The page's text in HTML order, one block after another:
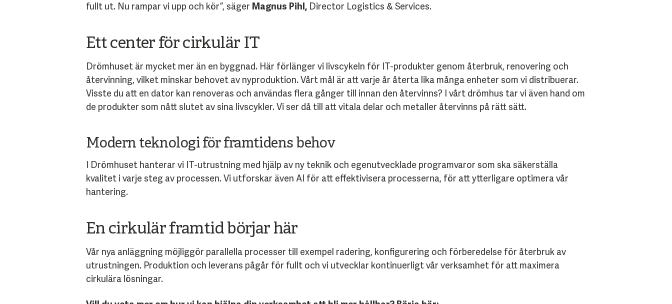
fullt ut. Nu rampar vi upp och kör”, säger Magnus Pihl, Director Logistics & Services.
Ett center för cirkulär IT
Drömhuset är mycket mer än en byggnad. Här förlänger vi livscykeln för IT-produkter genom återbruk, renovering och
återvinning, vilket minskar behovet av nyproduktion. Vårt mål är att varje år återta lika många enheter som vi distribuerar.
Visste du att en dator kan renoveras och användas flera gånger till innan den återvinns? I vårt drömhus tar vi även hand om
de produkter som nått slutet av sina livscykler.Vi ser då till att vitala delar och metaller återvinns på rätt sätt.
Modern teknologi för framtidens behov
I Drömhuset hanterar vi IT-utrustning med hjälp av ny teknik och egenutvecklade programvaror som ska säkerställa
kvalitet i varje steg av processen. Vi utforskar även AI för att effektivisera processerna, för att ytterligare optimera vår
hantering.
En cirkulär framtid börjar här
Vår nya anläggning möjliggör parallella processer till exempel radering, konfigurering och förberedelse för återbruk av
utrustningen. Produktion och leverans pågår för fullt och vi utvecklar kontinuerligt vår verksamhet för att maximera
cirkulära lösningar.